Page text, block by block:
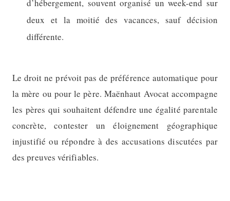
d’hébergement, souvent organisé un week-end sur
deux et la moitié des vacances, sauf décision
différente.
Le droit ne prévoit pas de préférence automatique pour
la mère ou pour le père. Maënhaut Avocat accompagne
les pères qui souhaitent défendre une égalité parentale
concrète, contester un éloignement géographique
injustifié ou répondre à des accusations discutées par
des preuves vérifiables.